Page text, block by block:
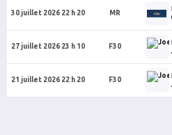
30 juillet 2026 22 h 20 MR
27 juillet 2026 23 h 10 F30
21 juillet 2026 22 h 20 F30